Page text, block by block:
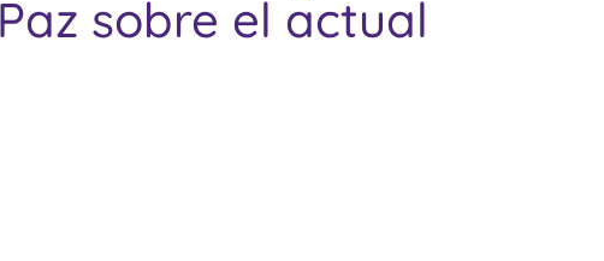
sobre el actual